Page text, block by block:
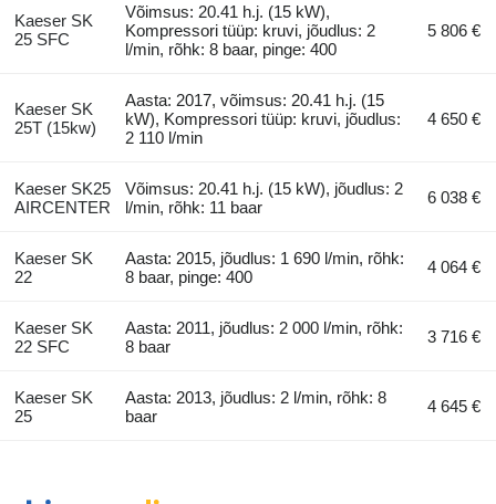
Kaeser SK
25 SFC
Võimsus: 20.41 h.j. (15 kW),
Kompressori tüüp: kruvi, jõudlus: 2
l/min, rõhk: 8 baar, pinge: 400
5 806 €
Kaeser SK
25T (15kw)
Aasta: 2017, võimsus: 20.41 h.j. (15
kW), Kompressori tüüp: kruvi, jõudlus:
2 110 l/min
4 650 €
Kaeser SK25
AIRCENTER
Võimsus: 20.41 h.j. (15 kW), jõudlus: 2
l/min, rõhk: 11 baar
6 038 €
Kaeser SK
22
Aasta: 2015, jõudlus: 1 690 l/min, rõhk:
8 baar, pinge: 400
4 064 €
Kaeser SK
22 SFC
Aasta: 2011, jõudlus: 2 000 l/min, rõhk:
8 baar
3 716 €
Kaeser SK
25
Aasta: 2013, jõudlus: 2 l/min, rõhk: 8
baar
4 645 €